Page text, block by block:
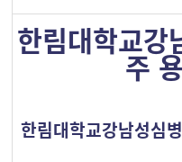
한림대학교강
주
한림대학교강남성심